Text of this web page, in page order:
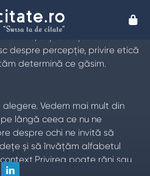
- Citate
ci și atenție. Citatele
despre percepție, privire etică
determină ce găsim.
Vedem mai mult din
lângă ceea ce nu ne
despre ochi ne invită să
și să învățăm alfabetul
poate răni sau
oamenii la etichete; o